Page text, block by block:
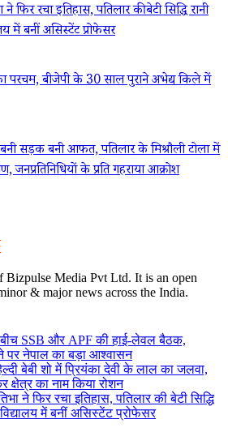
ने फिर रचा इतिहास, पतिलार की बेटी सिद्धि रानी
में बनीं असिस्टेंट प्रोफेसर
परचम, बीजेपी के 30 साल पुराने अभेद्य किले में
सड़क बनी आफत, पतिलार के मिश्रौली टोला में
जनप्रतिनिधियों के प्रति गहराया आक्रोश
Media Pvt Ltd. It is an open
& major news across the India.
बीच SSB और APF की हाई-लेवल बैठक,
पर नेपाल का बड़ा आश्वासन
बेबी शो में प्रियंका देवी के लाल का जलवा,
क्षेत्र का नाम किया रोशन
ने फिर रचा इतिहास, पतिलार की बेटी सिद्धि
में बनीं असिस्टेंट प्रोफेसर